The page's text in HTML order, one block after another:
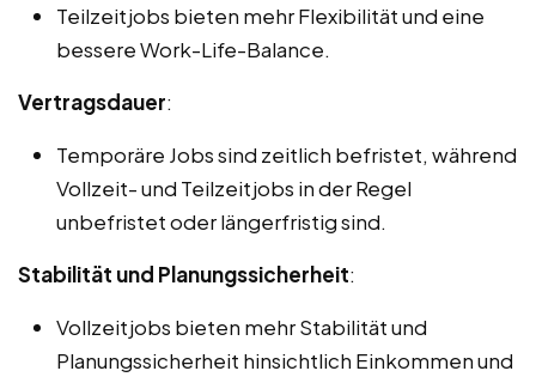
Teilzeitjobs bieten mehr Flexibilität und eine
bessere Work-Life-Balance.
Vertragsdauer:
Temporäre Jobs sind zeitlich befristet, während
Vollzeit- und Teilzeitjobs in der Regel
unbefristet oder längerfristig sind.
Stabilität und Planungssicherheit:
Vollzeitjobs bieten mehr Stabilität und
Planungssicherheit hinsichtlich Einkommen und